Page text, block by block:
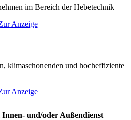
im Bereich der Hebetechnik
Anzeige
klimaschonenden und hocheffiziente
Anzeige
und/oder Außendienst